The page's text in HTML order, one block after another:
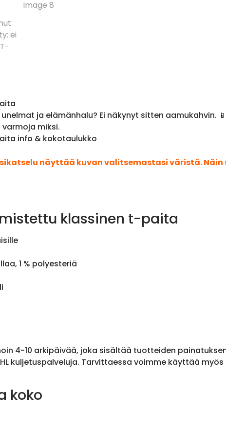
unelmat ja elämänhalu? Ei näkynyt sitten aamukahvin.
miksi.
info & kokotaulukko
esikatselu näyttää kuvan valitsemastasi väristä.
klassinen t-paita
1 % polyesteriä
4-10 arkipäivää, joka sisältää tuotteiden
kuljetuspalveluja. Tarvittaessa voimme käyttää
koko